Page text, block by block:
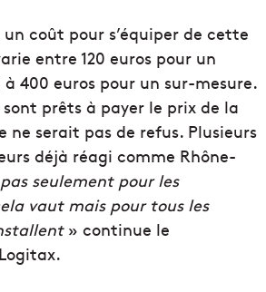
coût pour s’équiper de cette
entre 120 euros pour un
400 euros pour un sur-mesure.
prêts à payer le prix de la
ne serait pas de refus. Plusieurs
déjà réagi comme Rhône-
pas seulement pour les
vaut mais pour tous les
» continue le